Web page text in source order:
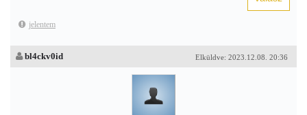
jelentem
Elküldve: 2023.12.08. 20:36
bl4ckv0id